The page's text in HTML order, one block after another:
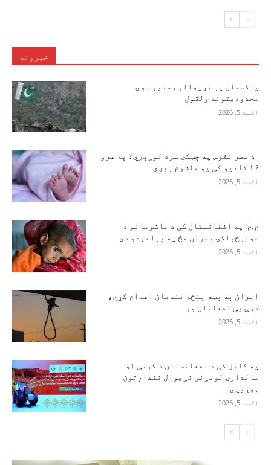
خبرونه
پاکستان پر نړیوالو رسنیو نوي
محدودیتونه ولګول
اګست 5, 2026
د مصر نفوس په چټکۍ سره لوړېږي؛ په هرو
۱۶ ثانیو کې یو ماشوم زېږي
اګست 5, 2026
م.م: په افغانستان کې د ماشومانو د
خوارځواکۍ بحران مخ په پراخېدو دی
اګست 5, 2026
ایران په پټه پنځه بندیان اعدام کړي،
درې یې افغانان وو
اګست 5, 2026
په کابل کې د افغانستان د کرنې او
مالدارۍ لومړنی نړیوال نندارتون
جوړیږي
اګست 5, 2026